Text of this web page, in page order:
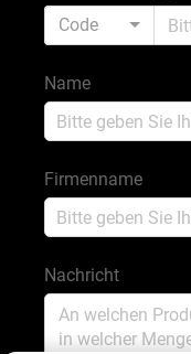
Code
Name
Firmenname
Nachricht